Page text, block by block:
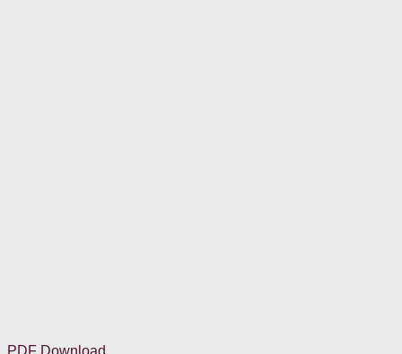
PDF Download